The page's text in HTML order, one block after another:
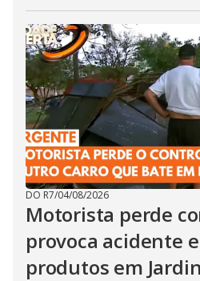
DO R7/04/08/2026
Motorista perde
provoca acidente
produtos em